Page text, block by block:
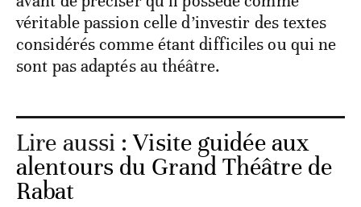
véritable passion celle d’investir des textes
considérés comme étant difficiles ou qui ne
sont pas adaptés au théâtre.
Lire aussi :Visite guidée aux
alentours du Grand Théâtre de
Rabat